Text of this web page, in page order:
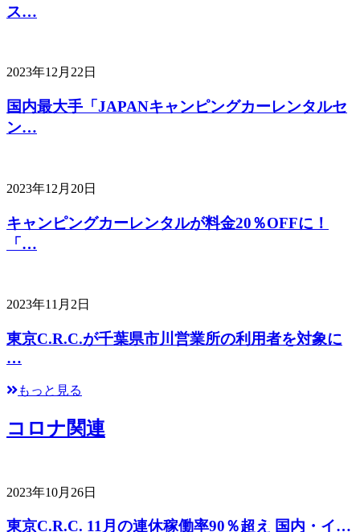
ス…
2023年12月22日
国内最大手「JAPANキャンピングカーレンタルセ
ン…
2023年12月20日
キャンピングカーレンタルが料金20％OFFに！
「…
2023年11月2日
東京C.R.C.が千葉県市川営業所の利用者を対象に
…
もっと見る
コロナ関連
2023年10月26日
東京C.R.C. 11月の連休稼働率90％超え 国内・イ…